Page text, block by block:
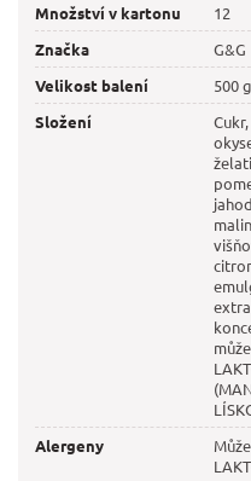
Množství v kartonu
12
Značka
G&G
Velikost balení
500 g
Složení
Alergeny